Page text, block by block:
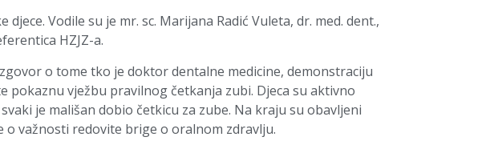
Vodile su je mr. sc. Marijana Radić Vuleta, dr. med. dent.,
HZJZ-a.
o tome tko je doktor dentalne medicine, demonstraciju
vježbu pravilnog četkanja zubi. Djeca su aktivno
je mališan dobio četkicu za zube. Na kraju su obavljeni
važnosti redovite brige o oralnom zdravlju.